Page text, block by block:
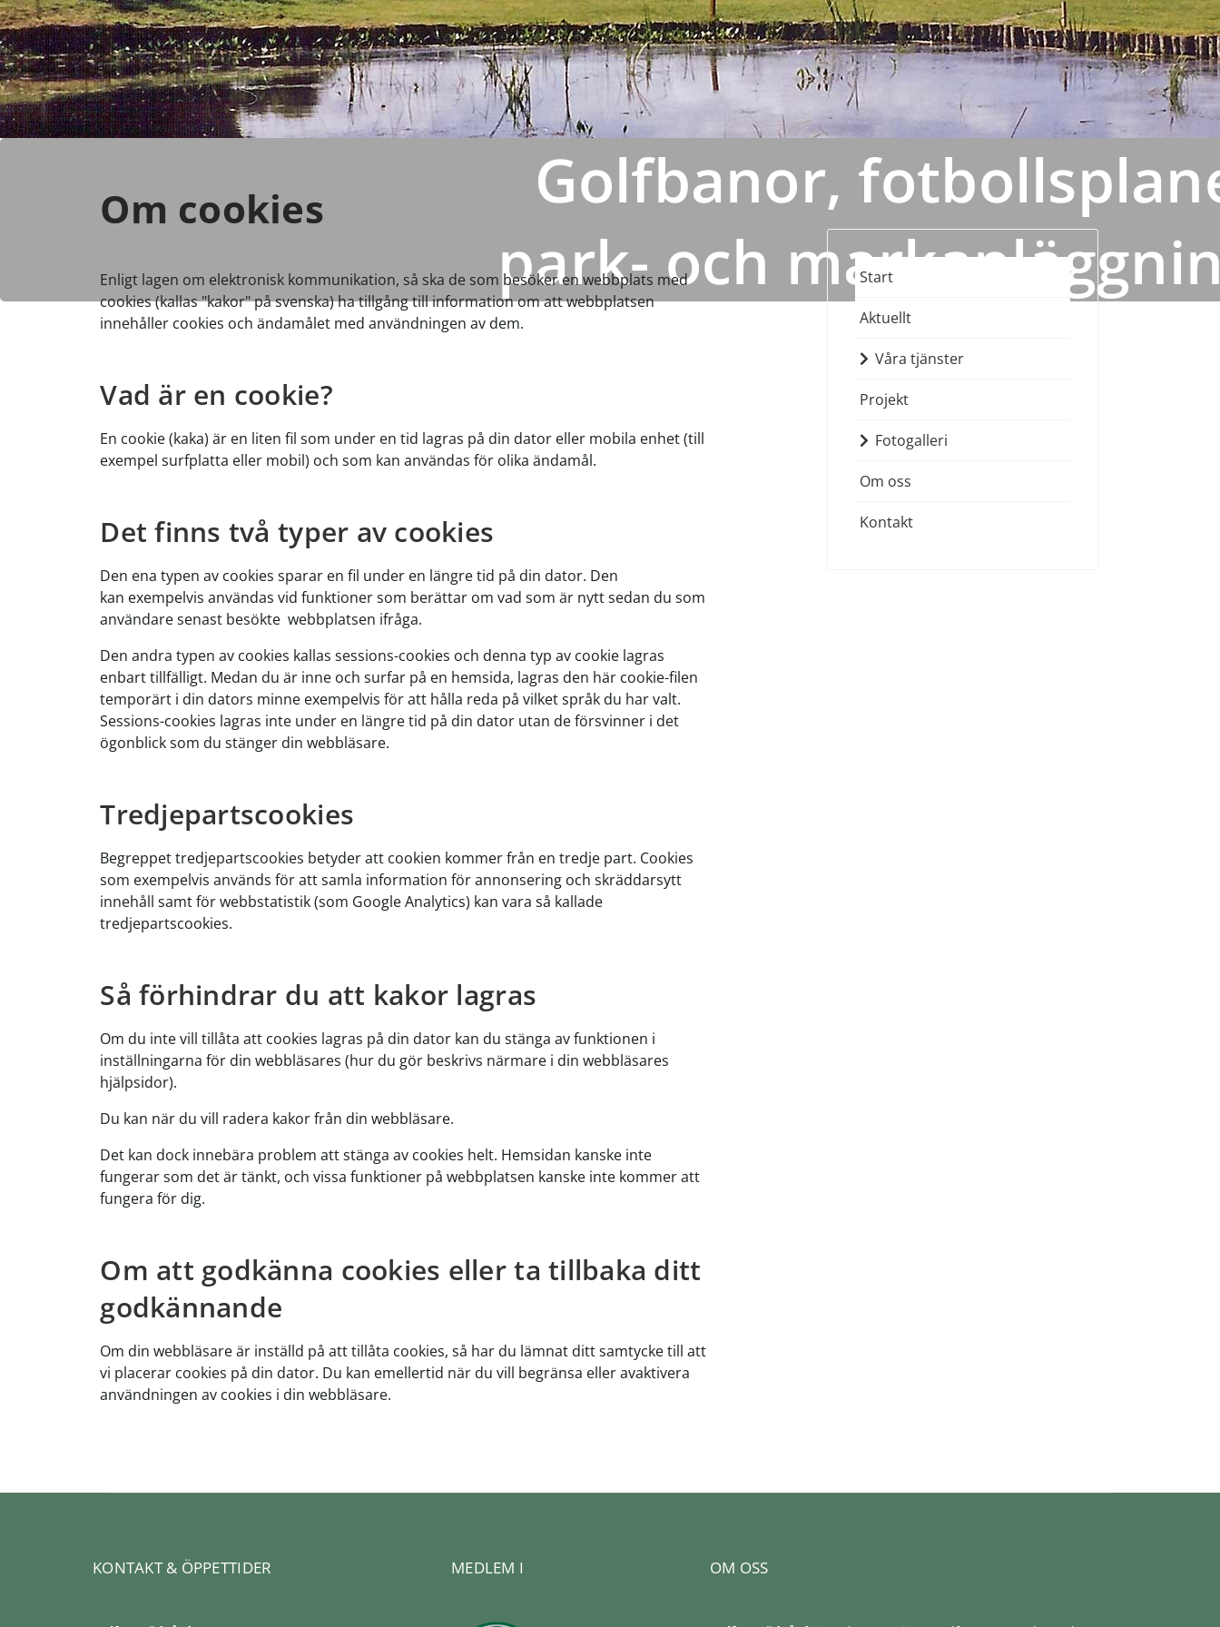
Golfbanor,
park- och
Om cookies
Enligt lagen om elektronisk kommunikation, så ska de som besöker en webbplats med
cookies (kallas "kakor" på svenska) ha tillgång till information om att webbplatsen
innehåller cookies och ändamålet med användningen av dem.
Vad är en cookie?
En cookie (kaka) är en liten fil som under en tid lagras på din dator eller mobila enhet (till
exempel surfplatta eller mobil) och som kan användas för olika ändamål.
Det finns två typer av cookies
Den ena typen av cookies sparar en fil under en längre tid på din dator. Den
kan exempelvis användas vid funktioner som berättar om vad som är nytt sedan du som
användare senast besökte webbplatsen ifråga.
Den andra typen av cookies kallas sessions-cookies och denna typ av cookie lagras
enbart tillfälligt. Medan du är inne och surfar på en hemsida, lagras den här cookie-filen
temporärt i din dators minne exempelvis för att hålla reda på vilket språk du har valt.
Sessions-cookies lagras inte under en längre tid på din dator utan de försvinner i det
ögonblick som du stänger din webbläsare.
Tredjepartscookies
Begreppet tredjepartscookies betyder att cookien kommer från en tredje part. Cookies
som exempelvis används för att samla information för annonsering och skräddarsytt
innehåll samt för webbstatistik (som Google Analytics) kan vara så kallade
tredjepartscookies.
Så förhindrar du att kakor lagras
Om du inte vill tillåta att cookies lagras på din dator kan du stänga av funktionen i
inställningarna för din webbläsares (hur du gör beskrivs närmare i din webbläsares
hjälpsidor).
Du kan när du vill radera kakor från din webbläsare.
Det kan dock innebära problem att stänga av cookies helt. Hemsidan kanske inte
fungerar som det är tänkt, och vissa funktioner på webbplatsen kanske inte kommer att
fungera för dig.
Om att godkänna cookies eller ta tillbaka ditt
godkännande
Om din webbläsare är inställd på att tillåta cookies, så har du lämnat ditt samtycke till att
vi placerar cookies på din dator. Du kan emellertid när du vill begränsa eller avaktivera
användningen av cookies i din webbläsare.
Start
Aktuellt
Våra tjänster
Projekt
Fotogalleri
Om oss
Kontakt
KONTAKT & ÖPPETTIDER MEDLEM I OM OSS